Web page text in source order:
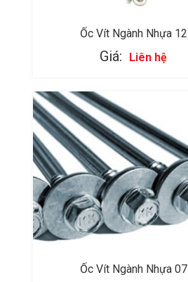
Ốc Vít Ngành Nhựa 12
Giá: Liên hệ
Ốc Vít Ngành Nhựa 07